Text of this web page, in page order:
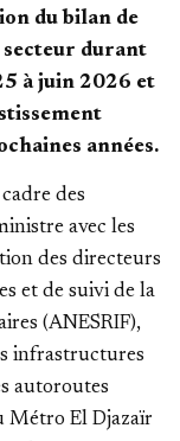
du bilan de
durant
à juin 2026 et
années.
des
avec les
des directeurs
et de suivi de la
(ANESRIF),
infrastructures
autoroutes
Métro El Djazaïr